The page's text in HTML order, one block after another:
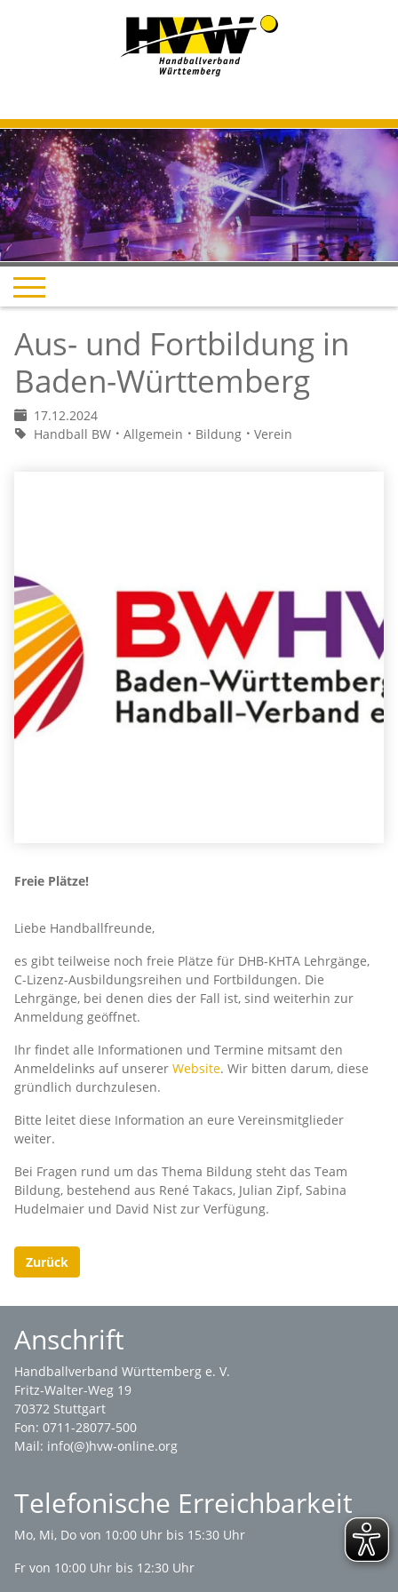
Aus- und Fortbildung in
Baden-Württemberg
17.12.2024
Handball BW
Allgemein Bildung Verein
Freie Plätze!
Liebe Handballfreunde,
es gibt teilweise noch freie Plätze für DHB-KHTA Lehrgänge,
C-Lizenz-Ausbildungsreihen und Fortbildungen. Die
Lehrgänge, bei denen dies der Fall ist, sind weiterhin zur
Anmeldung geöffnet.
Ihr findet alle Informationen und Termine mitsamt den
Anmeldelinks auf unserer Website. Wir bitten darum, diese
gründlich durchzulesen.
Bitte leitet diese Information an eure Vereinsmitglieder
weiter.
Bei Fragen rund um das Thema Bildung steht das Team
Bildung, bestehend aus René Takacs, Julian Zipf, Sabina
Hudelmaier und David Nist zur Verfügung.
Zurück
Anschrift
Handballverband Württemberg e. V.
Fritz-Walter-Weg 19
70372 Stuttgart
Fon: 0711-28077-500
Mail: info(@)hvw-online.org
Telefonische Erreichbarkeit
Mo, Mi, Do von 10:00 Uhr bis 15:30 Uhr
Fr von 10:00 Uhr bis 12:30 Uhr